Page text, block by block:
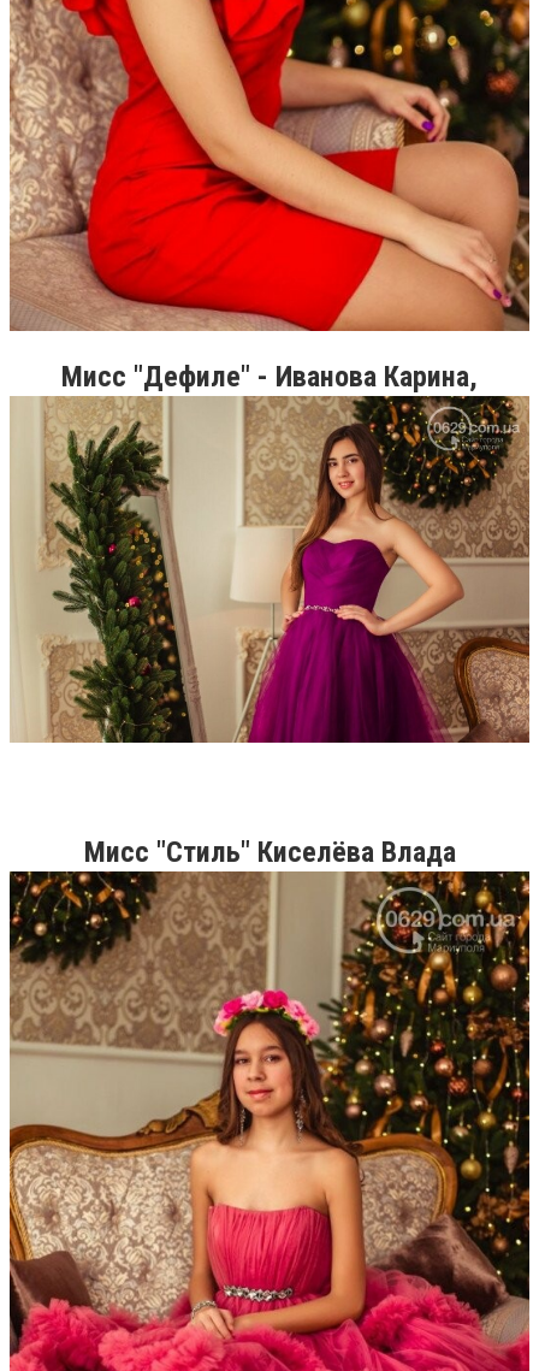
Мисс "Дефиле" - Иванова Карина,
Мисс "Стиль" Киселёва Влада